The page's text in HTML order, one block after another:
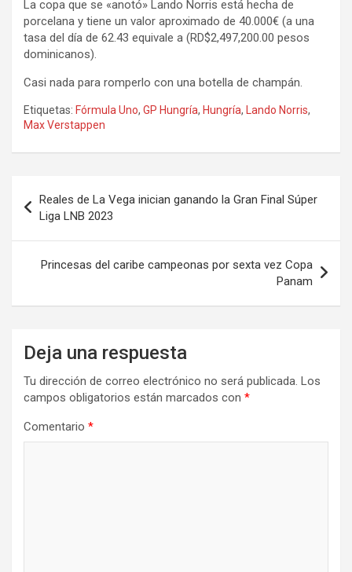
La copa que se «anotó» Lando Norris está hecha de
porcelana y tiene un valor aproximado de 40.000€ (a una
tasa del día de 62.43 equivale a (RD$2,497,200.00 pesos
dominicanos).
Casi nada para romperlo con una botella de champán.
Etiquetas: Fórmula Uno, GP Hungría, Hungría, Lando Norris,
Max Verstappen
de
entradas
Reales de La Vega inician ganando la Gran Final Súper
Liga LNB 2023
Princesas del caribe campeonas por sexta vez Copa
Panam
Deja una respuesta
Tu dirección de correo electrónico no será publicada. Los
campos obligatorios están marcados con *
Comentario *